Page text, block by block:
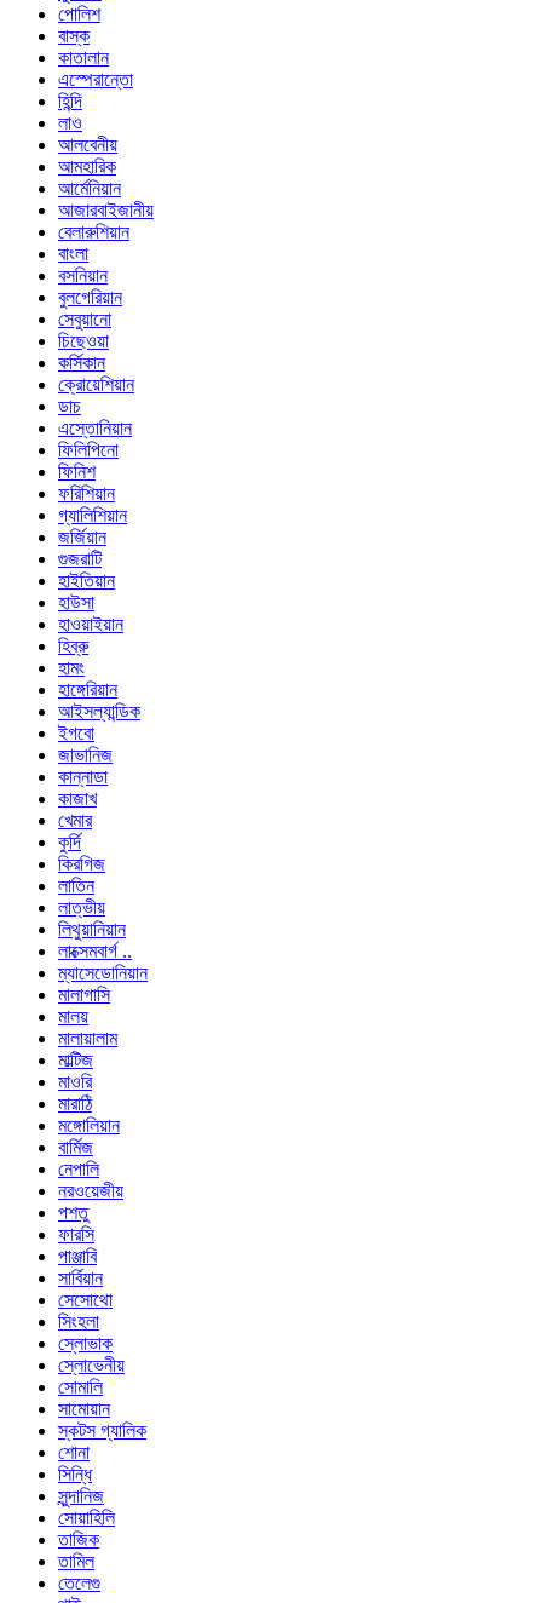
পোলিশ
বাস্ক
কাতালান
এস্পেরান্তো
হিন্দি
লাও
আলবেনীয়
আমহারিক
আর্মেনিয়ান
আজারবাইজানীয়
বেলারুশিয়ান
বাংলা
বসনিয়ান
বুলগেরিয়ান
সেবুয়ানো
চিছেওয়া
কর্সিকান
ক্রোয়েশিয়ান
ডাচ
এস্তোনিয়ান
ফিলিপিনো
ফিনিশ
ফরিশিয়ান
গ্যালিশিয়ান
জর্জিয়ান
গুজরাটি
হাইতিয়ান
হাউসা
হাওয়াইয়ান
হিব্রু
হামং
হাঙ্গেরিয়ান
আইসল্যান্ডিক
ইগবো
জাভানিজ
কান্নাডা
কাজাখ
খেমার
কুর্দি
কিরগিজ
লাতিন
লাত্ভীয়
লিথুয়ানিয়ান
লাক্সেমবার্গ ..
ম্যাসেডোনিয়ান
মালাগাসি
মালয়
মালায়ালাম
মাল্টিজ
মাওরি
মারাঠি
মঙ্গোলিয়ান
বার্মিজ
নেপালি
নরওয়েজীয়
পশতু
ফারসি
পাঞ্জাবি
সার্বিয়ান
সেসোথো
সিংহলা
স্লোভাক
স্লোভেনীয়
সোমালি
সামোয়ান
স্কটস গ্যালিক
শোনা
সিন্ধি
সুন্দানিজ
সোয়াহিলি
তাজিক
তামিল
তেলেগু